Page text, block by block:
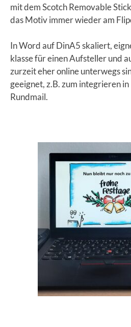
mit dem Scotch Removable
das Motiv immer wieder am
In Word auf DinA5 skaliert,
klasse für einen Aufsteller und
zurzeit eher online unterwegs
geeignet, z.B. zum integrieren
Rundmail.